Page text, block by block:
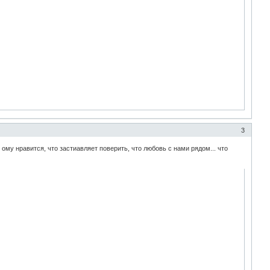
3
нравится, что застиавляет поверить, что любовь с нами рядом... что